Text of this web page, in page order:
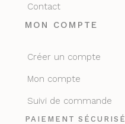
Contact
MON COMPTE
Créer un compte
Mon compte
Suivi de commande
PAIEMENT SÉCURISÉ